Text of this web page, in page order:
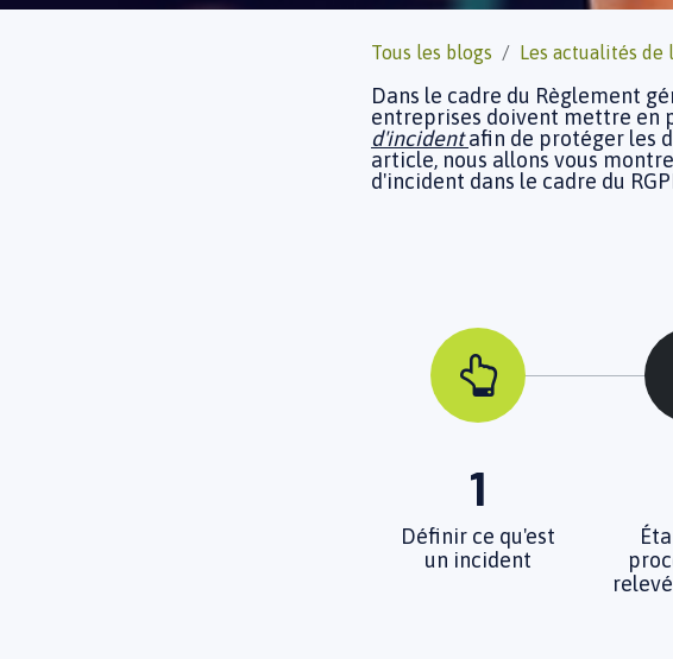
Tous les blogs Les actualités de
Dans le cadre du Règlement
entreprises doivent mettre en
d'incidentafin de protéger les
article, nous allons vous
d'incident dans le cadre du
1
Définir ce qu'est
un incident